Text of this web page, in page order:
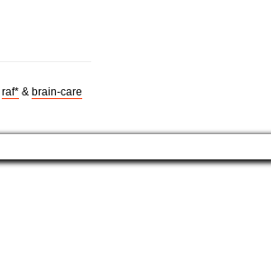
raf*& brain-care